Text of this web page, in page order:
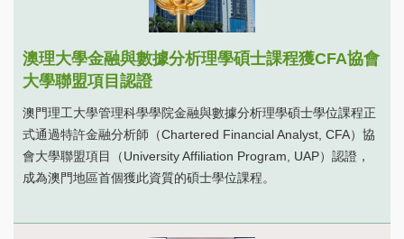
澳理大學金融與數據分析理學碩士課程獲CFA協會
大學聯盟項目認證
澳門理工大學管理科學學院金融與數據分析理學碩士學位課程正
式通過特許金融分析師（Chartered Financial Analyst, CFA）協
會大學聯盟項目（University Affiliation Program, UAP）認證，
成為澳門地區首個獲此資質的碩士學位課程。